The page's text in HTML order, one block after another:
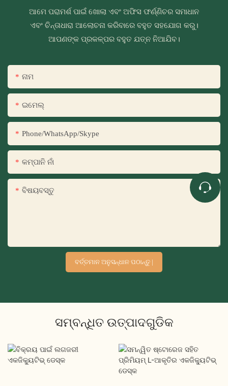
ଆମେ ପରାମର୍ଶ ପାଇଁ ଖୋଲା ଏବଂ ଅଫିସ ଫର୍ଣ୍ଣିଚର ସମାଧାନ
ଏବଂ ଚିନ୍ତାଧାରା ଆଲୋଚନା କରିବାରେ ବହୁତ ସହଯୋଗ କରୁ।
ଆପଣଙ୍କ ପ୍ରକଳ୍ପର ବହୁତ ଯତ୍ନ ନିଆଯିବ।
ନାମ
ଇମେଲ୍
Phone/WhatsApp/Skype
କମ୍ପାନି ନାଁ
ବିଷୟବସ୍ତୁ
ବର୍ତ୍ତମାନ ଅନୁସନ୍ଧାନ ପଠାନ୍ତୁ |
ସମ୍ବନ୍ଧିତ ଉତ୍ପାଦଗୁଡିକ